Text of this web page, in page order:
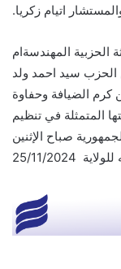
اتيام زكريا.
الحزبية المهندسةام
الحزب سيد احمد ولد
كرم الضيافة وحفاوة
المتمثلة في تنظيم
صباح الإثنين